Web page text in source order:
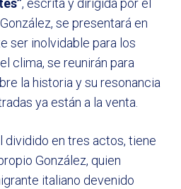
, escrita y dirigida por el
se presentará en
ser inolvidable para los
clima, se reunirán para
la historia y su resonancia
ya están a la venta.
dividido en tres actos, tiene
González, quien
italiano devenido